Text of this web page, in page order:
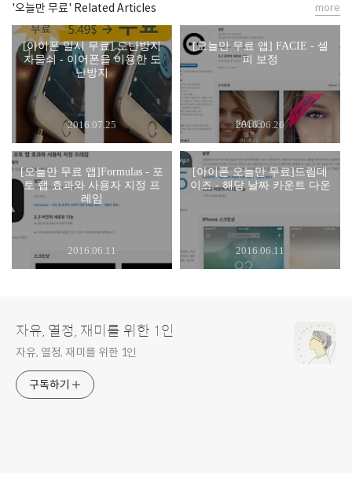
'오늘만 무료' Related Articles
[아이폰 일시 무료] 도난방지
자물쇠 - 이어폰을 이용한 도
난방지
2016.07.25
[오늘만 무료 앱] FACIE - 셀
피 보정
2016.06.26
[오늘만 무료 앱]Formulas - 포
토 랩 효과와 사용자 지정 프
레임
2016.06.11
[아이폰 오늘만 무료]드림데
이즈 - 해당 날짜 카운트 다운
2016.06.11
more
자유, 열정, 재미를 위한 1인
자유, 열정, 재미를 위한 1인
구독하기